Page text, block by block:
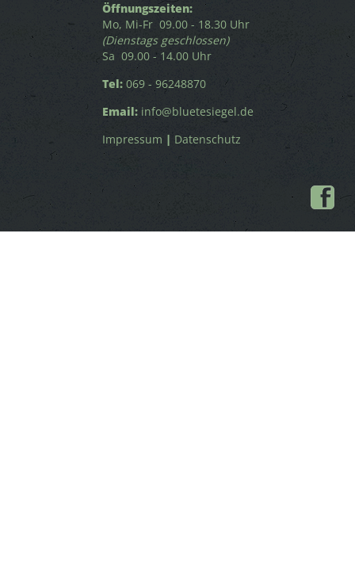
Öffnungszeiten:
Mo, Mi-Fr 09.00 - 18.30 Uhr
(Dienstags geschlossen)
Sa 09.00 - 14.00 Uhr
Tel: 069 - 96248870
Email: info@bluetesiegel.de
Impressum | Datenschutz